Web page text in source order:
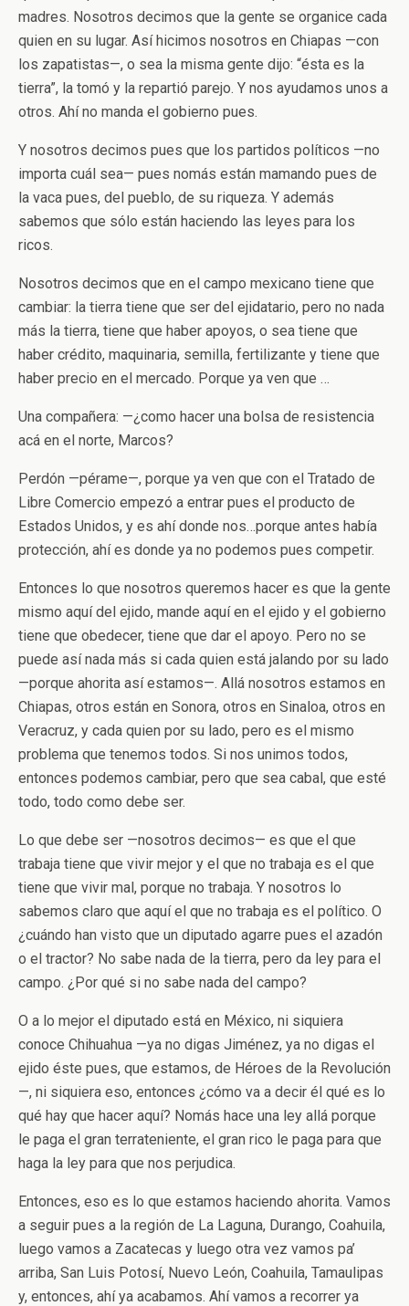
madres. Nosotros decimos que la gente se organice cada
quien en su lugar. Así hicimos nosotros en Chiapas —con
los zapatistas—, o sea la misma gente dijo: “ésta es la
tierra”, la tomó y la repartió parejo. Y nos ayudamos unos a
otros. Ahí no manda el gobierno pues.
Y nosotros decimos pues que los partidos políticos —no
importa cuál sea— pues nomás están mamando pues de
la vaca pues, del pueblo, de su riqueza. Y además
sabemos que sólo están haciendo las leyes para los
ricos.
Nosotros decimos que en el campo mexicano tiene que
cambiar: la tierra tiene que ser del ejidatario, pero no nada
más la tierra, tiene que haber apoyos, o sea tiene que
haber crédito, maquinaria, semilla, fertilizante y tiene que
haber precio en el mercado. Porque ya ven que …
Una compañera: —¿como hacer una bolsa de resistencia
acá en el norte, Marcos?
Perdón —pérame—, porque ya ven que con el Tratado de
Libre Comercio empezó a entrar pues el producto de
Estados Unidos, y es ahí donde nos…porque antes había
protección, ahí es donde ya no podemos pues competir.
Entonces lo que nosotros queremos hacer es que la gente
mismo aquí del ejido, mande aquí en el ejido y el gobierno
tiene que obedecer, tiene que dar el apoyo. Pero no se
puede así nada más si cada quien está jalando por su lado
—porque ahorita así estamos—. Allá nosotros estamos en
Chiapas, otros están en Sonora, otros en Sinaloa, otros en
Veracruz, y cada quien por su lado, pero es el mismo
problema que tenemos todos. Si nos unimos todos,
entonces podemos cambiar, pero que sea cabal, que esté
todo, todo como debe ser.
Lo que debe ser —nosotros decimos— es que el que
trabaja tiene que vivir mejor y el que no trabaja es el que
tiene que vivir mal, porque no trabaja. Y nosotros lo
sabemos claro que aquí el que no trabaja es el político. O
¿cuándo han visto que un diputado agarre pues el azadón
o el tractor? No sabe nada de la tierra, pero da ley para el
campo. ¿Por qué si no sabe nada del campo?
O a lo mejor el diputado está en México, ni siquiera
conoce Chihuahua —ya no digas Jiménez, ya no digas el
ejido éste pues, que estamos, de Héroes de la Revolución
—, ni siquiera eso, entonces ¿cómo va a decir él qué es lo
qué hay que hacer aquí? Nomás hace una ley allá porque
le paga el gran terrateniente, el gran rico le paga para que
haga la ley para que nos perjudica.
Entonces, eso es lo que estamos haciendo ahorita. Vamos
a seguir pues a la región de La Laguna, Durango, Coahuila,
luego vamos a Zacatecas y luego otra vez vamos pa’
arriba, San Luis Potosí, Nuevo León, Coahuila, Tamaulipas
y, entonces, ahí ya acabamos. Ahí vamos a recorrer ya